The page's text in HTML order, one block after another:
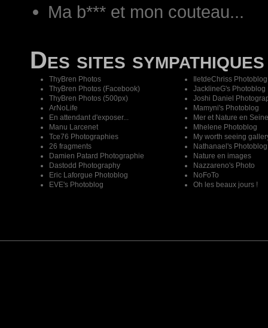
Ma b*** et mon couteau...
Des sites sympathiques
ThyBren Photos
ThyBren Photos (Facebook)
ThyBren Photos (500px)
ArNoLife
En attendant d'exposer...
Manu Larcenet
Tce76 Photographies
26 fragments
Damien Patard Photographie
Dastodd Photography
Eric Laforgue Photoblog
EVE's Photoblog
IletdeChriss Photoblog
JacklineG's Photoblog
Joshi Daniel
Mamyni's Photoblog
Mer et Nature en Seine
Mhelene Photoblog
My worth seeing
Nathanael's Photoblog
Nature en images
Nazzareno's Photo
NoFoTo
Oh les beaux jours !